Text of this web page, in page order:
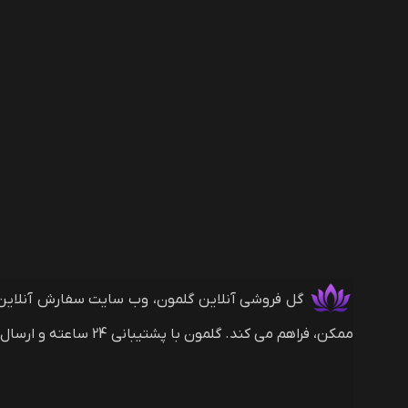
ممکن، فراهم می کند. گلمون با پشتیبانی 24 ساعته و ارسال های بین المللی (با روش های پرداخت ریالی و دلاری) همراه شماست.